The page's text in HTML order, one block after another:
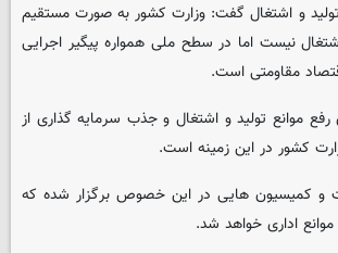
و اشتغال گفت: وزارت کشور به صورت مستقیم
نیست اما در سطح ملی همواره پیگیر اجرایی
مقاومتی است.
موانع تولید و اشتغال و جذب سرمایه گذاری از
کشور در این زمینه است.
و کمیسیون هایی در این خصوص برگزار شده که
اداری خواهد شد.